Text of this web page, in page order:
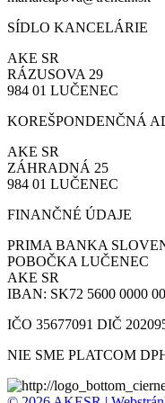
SÍDLO KANCELÁRIE
AKE SR
RÁZUSOVA 29
984 01 LUČENEC
KOREŠPONDENČNÁ
AKE SR
ZÁHRADNÁ 25
984 01 LUČENEC
FINANČNÉ ÚDAJE
PRIMA BANKA
POBOČKA LUČENEC
AKE SR
IBAN: SK72 5600 0000
IČO 35677091 DIČ
NIE SME PLATCOM